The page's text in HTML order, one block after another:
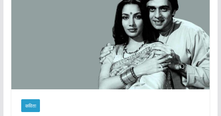
कविता